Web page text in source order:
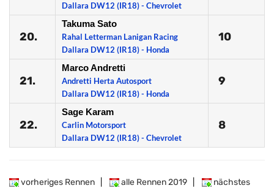
Dallara DW12 (IR18) - Chevrolet
20.
Takuma Sato
Rahal Letterman Lanigan Racing
Dallara DW12 (IR18) - Honda
10
21.
Marco Andretti
Andretti Herta Autosport
Dallara DW12 (IR18) - Honda
9
22.
Sage Karam
Carlin Motorsport
Dallara DW12 (IR18) - Chevrolet
8
vorheriges Rennen alle Rennen 2019
nächstes